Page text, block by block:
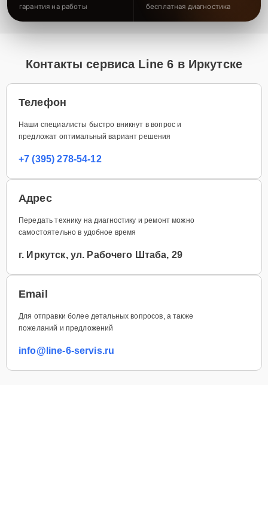
гарантия на работы бесплатная диагностика
Контакты сервиса Line 6 в Иркутске
Телефон
Наши специалисты быстро вникнут в вопрос и
предложат оптимальный вариант решения
+7 (395) 278-54-12
Адрес
Передать технику на диагностику и ремонт можно
самостоятельно в удобное время
г. Иркутск, ул. Рабочего Штаба, 29
Email
Для отправки более детальных вопросов, а также
пожеланий и предложений
info@line-6-servis.ru